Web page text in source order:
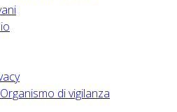
di vigilanza